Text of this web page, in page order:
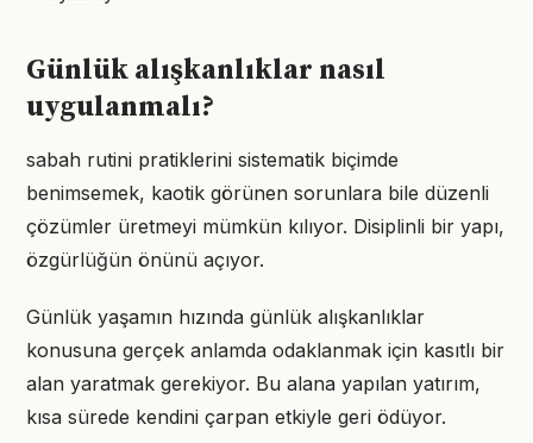
Günlük alışkanlıklar nasıl
uygulanmalı?
sabah rutini pratiklerini sistematik biçimde
benimsemek, kaotik görünen sorunlara bile düzenli
çözümler üretmeyi mümkün kılıyor. Disiplinli bir yapı,
özgürlüğün önünü açıyor.
Günlük yaşamın hızında günlük alışkanlıklar
konusuna gerçek anlamda odaklanmak için kasıtlı bir
alan yaratmak gerekiyor. Bu alana yapılan yatırım,
kısa sürede kendini çarpan etkiyle geri ödüyor.